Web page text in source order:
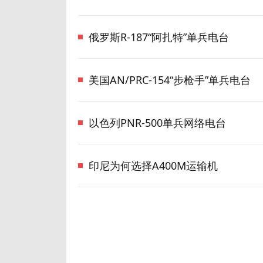
俄罗斯R-187“阿扎特”单兵电台
美国AN/PRC-154“步枪手”单兵电台
以色列PNR-500单兵网络电台
印尼为何选择A400M运输机